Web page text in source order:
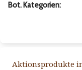
Bot. Kategorien:
Aktionsprodukte